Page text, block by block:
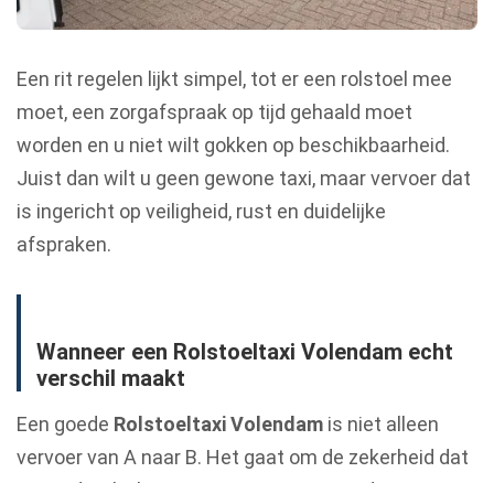
Een rit regelen lijkt simpel, tot er een rolstoel mee
moet, een zorgafspraak op tijd gehaald moet
worden en u niet wilt gokken op beschikbaarheid.
Juist dan wilt u geen gewone taxi, maar vervoer dat
is ingericht op veiligheid, rust en duidelijke
afspraken.
Wanneer een Rolstoeltaxi Volendam echt
verschil maakt
Een goede Rolstoeltaxi Volendam is niet alleen
vervoer van A naar B. Het gaat om de zekerheid dat